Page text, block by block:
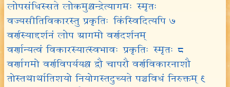
लोपसंधिस्सते लोकमुश्चन्द्रेत्यागमः स्मृतः
वज्यसीतिविकारस्तु प्रकृतिः किंस्विदित्यपि ७
वर्णस्याद्दर्शनं लोप आगमो वर्णदर्शनम्
वर्णान्यत्वं विकारस्यात्स्वभावः प्रकृतिः स्मृतः ८
वर्णागमो वर्णविपर्ययश्च द्वौ चापरौ वर्णविकारनाशौ
तोस्तथार्थातिशयो नियोगस्तदुच्यते पञ्चविधं निरुक्तम् ९